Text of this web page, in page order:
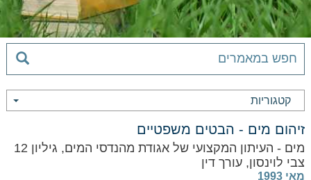
קטגוריות
זיהום מים - הבטים משפטיים
מים - העיתון המקצועי של אגודת מהנדסי המים, גיליון 12
צבי לוינסון, עורך דין
מאי 1993